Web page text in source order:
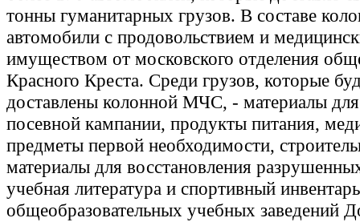
тонны гуманитарных грузов. В составе
автомобили с продовольствием и
имуществом от московского отделения
Красного Креста. Среди грузов, которые
доставлены колонной МЧС, - материалы для
посевной кампании, продукты питания,
предметы первой необходимости,
материалы для восстановления
учебная литература и спортивный
общеобразовательных учебных заведений